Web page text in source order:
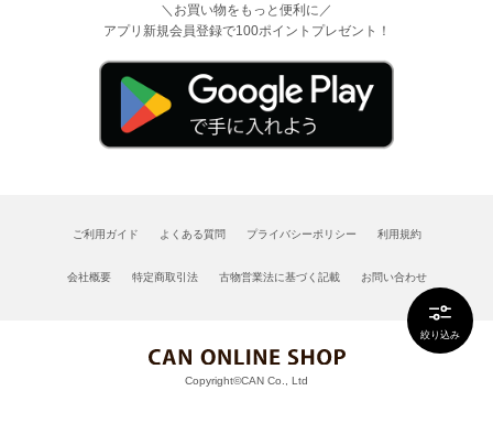
絞り込み
＼お買い物をもっと便利に／
アプリ新規会員登録で100ポイントプレゼント！
ご利用ガイド よくある質問 プライバシーポリシー 利用規約
会社概要 特定商取引法 古物営業法に基づく記載 お問い合わせ
Copyright©CAN Co., Ltd